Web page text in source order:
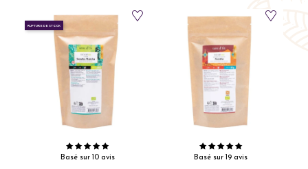
RUPTURE DE STOCK
Basé sur 10 avis Basé sur 19 avis